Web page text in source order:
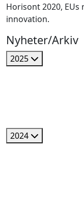
Horisont 2020,
innovation.
Nyheter/Arkiv
2025
2024